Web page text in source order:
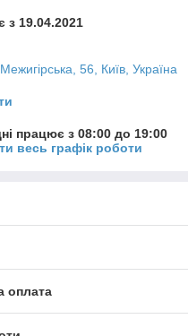
з 19.04.2021
56, Київ, Україна
працює з 08:00 до 19:00
весь графік роботи
оплата